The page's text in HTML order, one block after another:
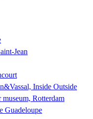
Jean
Inside Outside
Rotterdam
Guadeloupe